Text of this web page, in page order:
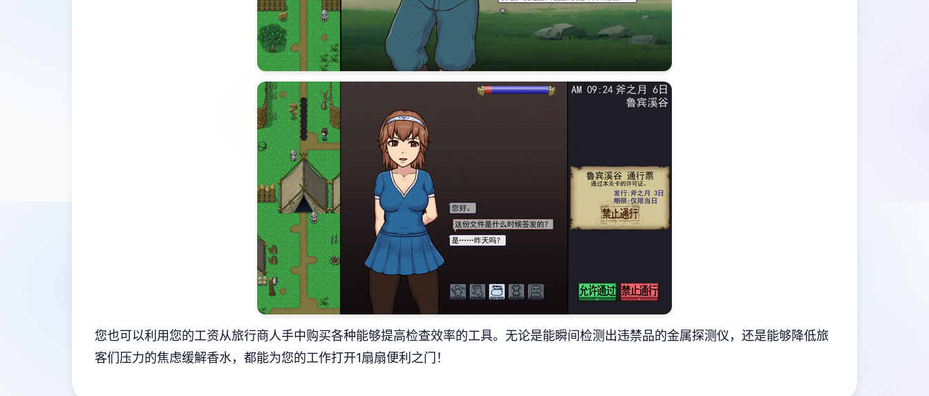
您也可以利用您的工资从旅行商人手中购买各种能够提高检查效率的工具。无论是能瞬间检测出违禁品的金属探测仪，还是能够降低旅
客们压力的焦虑缓解香水，都能为您的工作打开1扇扇便利之门！